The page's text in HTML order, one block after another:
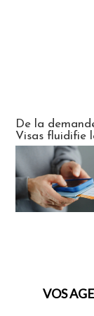
De la
Visas fluidifie
VOS